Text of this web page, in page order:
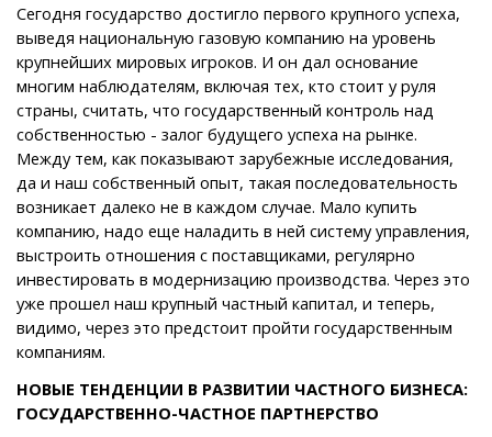
Сегодня государство достигло первого крупного успеха,
выведя национальную газовую компанию на уровень
крупнейших мировых игроков. И он дал основание
многим наблюдателям, включая тех, кто стоит у руля
страны, считать, что государственный контроль над
собственностью - залог будущего успеха на рынке.
Между тем, как показывают зарубежные исследования,
да и наш собственный опыт, такая последовательность
возникает далеко не в каждом случае. Мало купить
компанию, надо еще наладить в ней систему управления,
выстроить отношения с поставщиками, регулярно
инвестировать в модернизацию производства. Через это
уже прошел наш крупный частный капитал, и теперь,
видимо, через это предстоит пройти государственным
компаниям.
НОВЫЕ ТЕНДЕНЦИИ В РАЗВИТИИ ЧАСТНОГО БИЗНЕСА:
ГОСУДАРСТВЕННО-ЧАСТНОЕ ПАРТНЕРСТВО